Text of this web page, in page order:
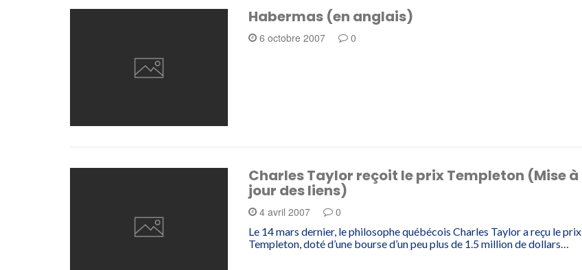
Habermas (en anglais)
6 octobre 2007 0
Charles Taylor reçoit le prix Templeton (Mise à
jour des liens)
4 avril 2007 0
Le 14 mars dernier, le philosophe québécois Charles Taylor a reçu le prix
Templeton, doté d’une bourse d’un peu plus de 1.5 million de dollars…